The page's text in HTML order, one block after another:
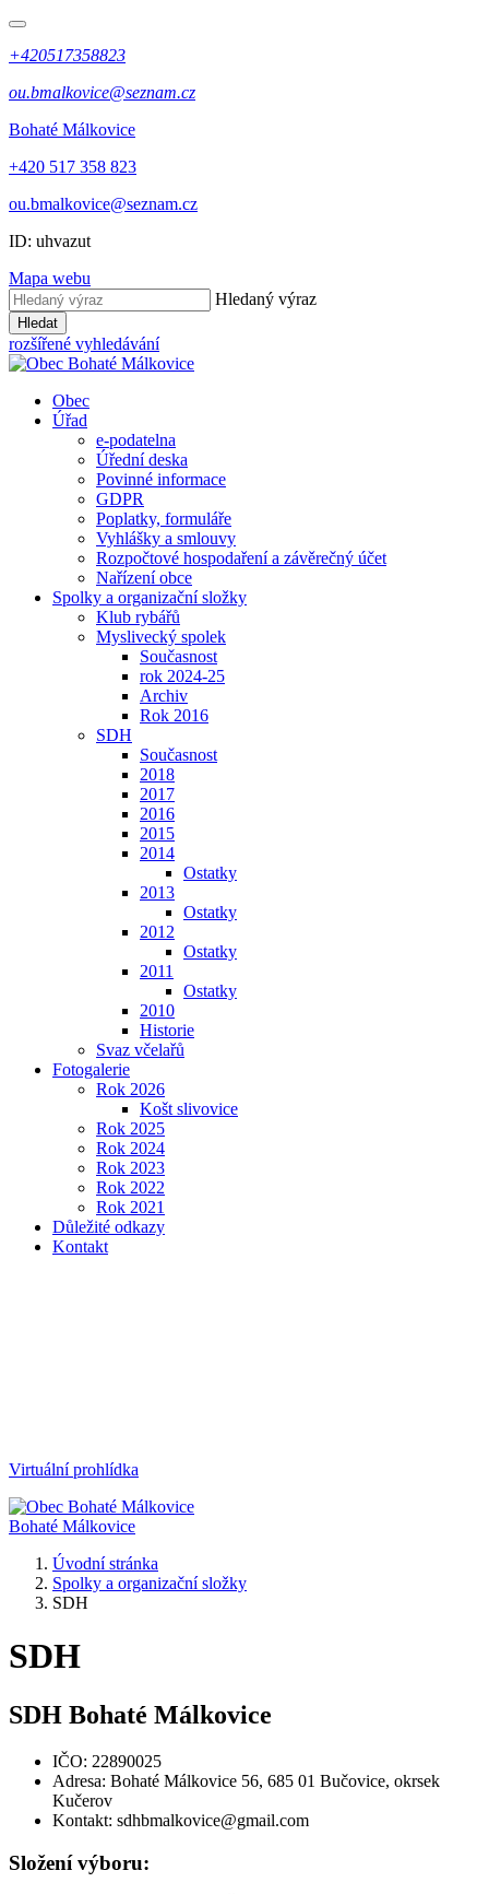
+420517358823
ou.bmalkovice@seznam.cz
Bohaté Málkovice
+420 517 358 823
ou.bmalkovice@seznam.cz
ID: uhvazut
Mapa webu
Hledaný výraz
Hledat
rozšířené vyhledávání
Obec
Úřad
e-podatelna
Úřední deska
Povinné informace
GDPR
Poplatky, formuláře
Vyhlášky a smlouvy
Rozpočtové hospodaření a závěrečný účet
Nařízení obce
Spolky a organizační složky
Klub rybářů
Myslivecký spolek
Současnost
rok 2024-25
Archiv
Rok 2016
SDH
Současnost
2018
2017
2016
2015
2014
Ostatky
2013
Ostatky
2012
Ostatky
2011
Ostatky
2010
Historie
Svaz včelařů
Fotogalerie
Rok 2026
Košt slivovice
Rok 2025
Rok 2024
Rok 2023
Rok 2022
Rok 2021
Důležité odkazy
Kontakt
Virtuální prohlídka
Bohaté Málkovice
Úvodní stránka
Spolky a organizační složky
SDH
SDH
SDH Bohaté Málkovice
IČO: 22890025
Adresa: Bohaté Málkovice 56, 685 01 Bučovice, okrsek
Kučerov
Kontakt: sdhbmalkovice@gmail.com
Složení výboru: